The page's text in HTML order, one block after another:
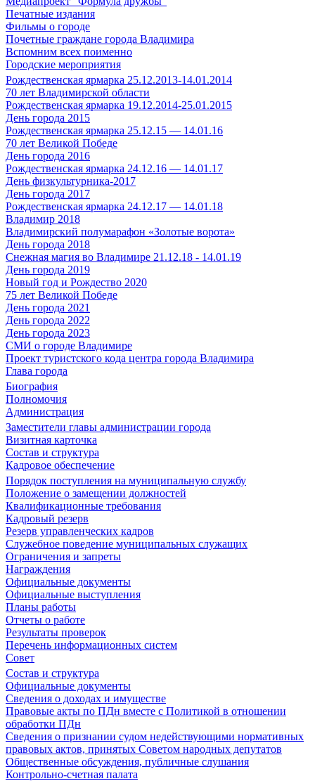
Печатные издания
Фильмы о городе
Почетные граждане города Владимира
Вспомним всех поименно
Городские мероприятия
Рождественская ярмарка 25.12.2013-14.01.2014
70 лет Владимирской области
Рождественская ярмарка 19.12.2014-25.01.2015
День города 2015
Рождественская ярмарка 25.12.15 — 14.01.16
70 лет Великой Победе
День города 2016
Рождественская ярмарка 24.12.16 — 14.01.17
День физкультурника-2017
День города 2017
Рождественская ярмарка 24.12.17 — 14.01.18
Владимир 2018
Владимирский полумарафон «Золотые ворота»
День города 2018
Снежная магия во Владимире 21.12.18 - 14.01.19
День города 2019
Новый год и Рождество 2020
75 лет Великой Победе
День города 2021
День города 2022
День города 2023
СМИ о городе Владимире
Проект туристского кода центра города Владимира
Глава города
Биография
Полномочия
Администрация
Заместители главы администрации города
Визитная карточка
Состав и структура
Кадровое обеспечение
Порядок поступления на муниципальную службу
Положение о замещении должностей
Квалификационные требования
Кадровый резерв
Резерв управленческих кадров
Служебное поведение муниципальных служащих
Ограничения и запреты
Награждения
Официальные документы
Официальные выступления
Планы работы
Отчеты о работе
Результаты проверок
Перечень информационных систем
Совет
Состав и структура
Официальные документы
Сведения о доходах и имуществе
Правовые акты по ПДн вместе с Политикой в отношении
обработки ПДн
Сведения о признании судом недействующими нормативных
правовых актов, принятых Советом народных депутатов
Общественные обсуждения, публичные слушания
Контрольно-счетная палата